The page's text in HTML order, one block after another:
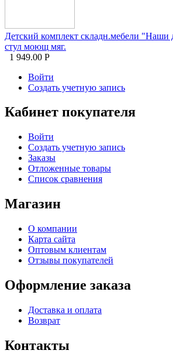
Детский комплект складн.мебели
стул моющ мяг.
1 949.00 Р
Войти
Создать учетную запись
Кабинет покупателя
Войти
Создать учетную запись
Заказы
Отложенные товары
Список сравнения
Магазин
О компании
Карта сайта
Оптовым клиентам
Отзывы покупателей
Оформление заказа
Доставка и оплата
Возврат
Контакты